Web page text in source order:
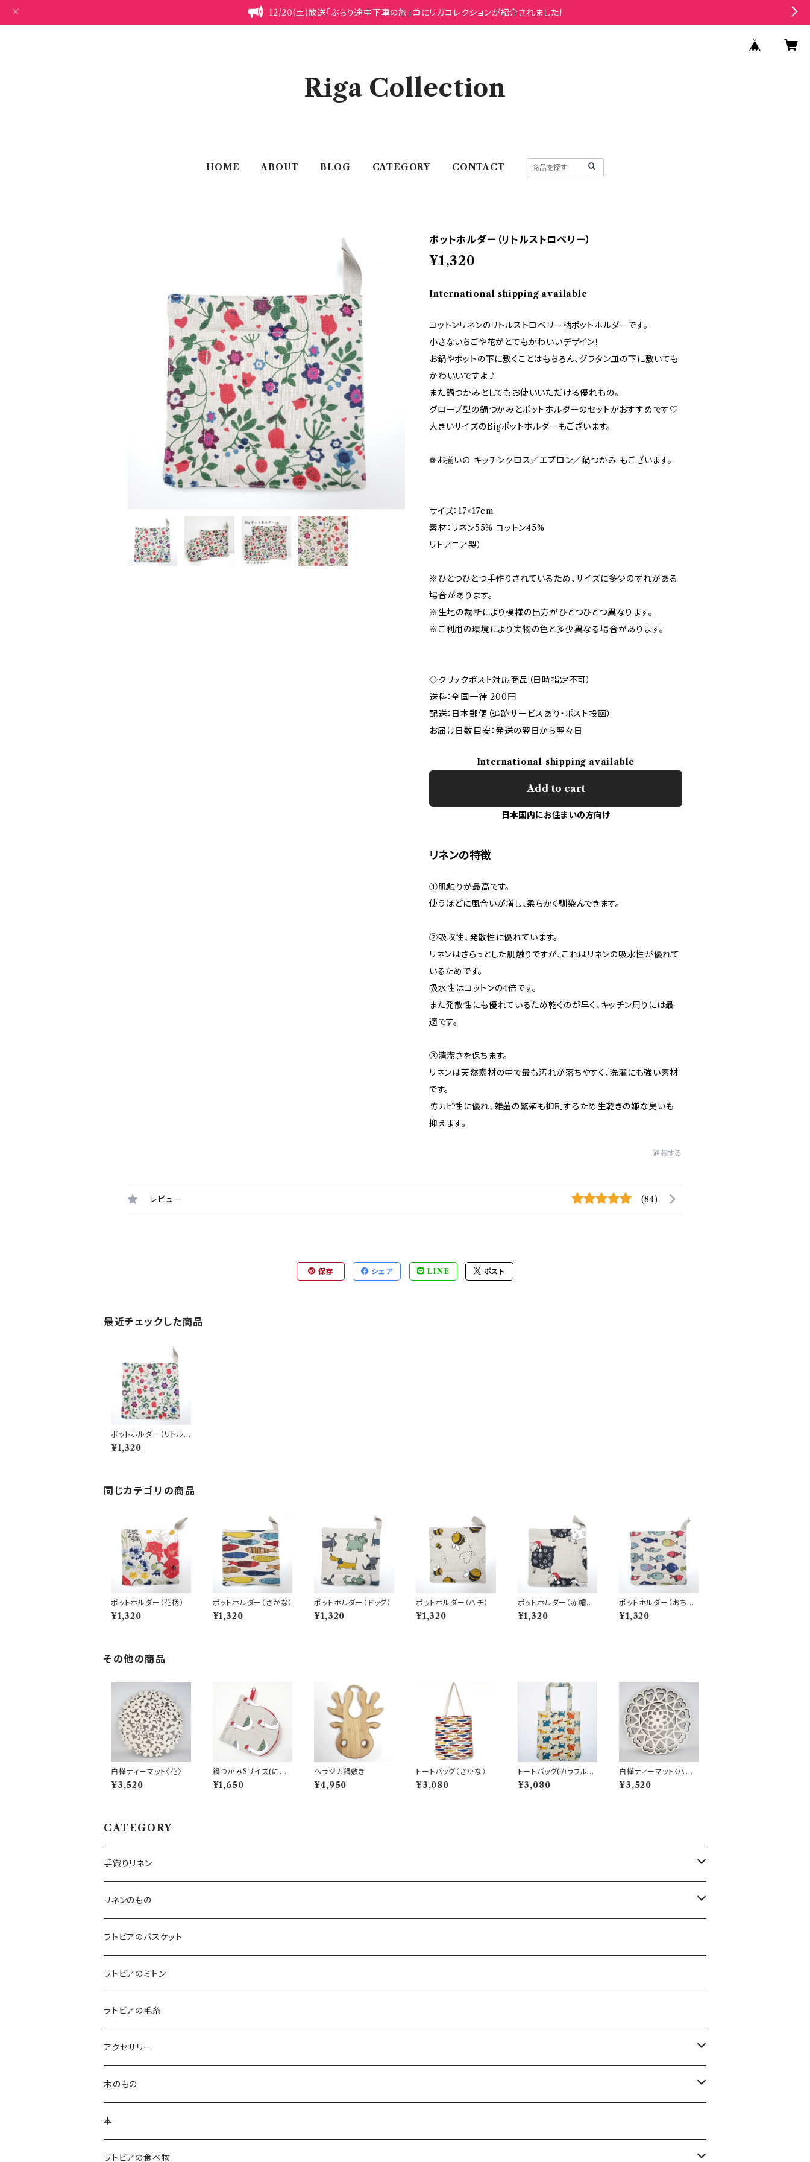
12/20(土)放送「ぶらり途中下車の旅」📺にリガコレクションが紹介されました!
Riga Collection
HOME ABOUT BLOG CATEGORY CONTACT
ポットホルダー（リトルストロベリー）
¥1,320
International shipping available
コットンリネンのリトルストロベリー柄ポットホルダーです。
小さないちごや花がとてもかわいいデザイン！
お鍋やポットの下に敷くことはもちろん、グラタン皿の下に敷いても
かわいいですよ♪
また鍋つかみとしてもお使いいただける優れもの。
グローブ型の鍋つかみとポットホルダーのセットがおすすめです♡
大きいサイズのBigポットホルダーもございます。
❁お揃いの キッチンクロス／エプロン／鍋つかみ もございます。
サイズ：17×17cm
素材：リネン55% コットン45%
リトアニア製）
※ひとつひとつ手作りされているため、サイズに多少のずれがある
場合があります。
※生地の裁断により模様の出方がひとつひとつ異なります。
※ご利用の環境により実物の色と多少異なる場合があります。
◇クリックポスト対応商品（日時指定不可）
送料：全国一律 200円
配送：日本郵便（追跡サービスあり・ポスト投函）
お届け日数目安：発送の翌日から翌々日
International shipping available
Add to cart
日本国内にお住まいの方向け
リネンの特徴
①肌触りが最高です。
使うほどに風合いが増し、柔らかく馴染んできます。
②吸収性、発散性に優れています。
リネンはさらっとした肌触りですが、これはリネンの吸水性が優れて
いるためです。
吸水性はコットンの4倍です。
また発散性にも優れているため乾くのが早く、キッチン周りには最
適です。
③清潔さを保ちます。
リネンは天然素材の中で最も汚れが落ちやすく、洗濯にも強い素材
です。
防カビ性に優れ、雑菌の繁殖も抑制するため生乾きの嫌な臭いも
抑えます。
通報する
レビュー (84)
保存 シェア LINE ポスト
最近チェックした商品
ポットホルダー（リトルス
トロベリー）
¥1,320
同じカテゴリの商品
ポットホルダー（花柄）
¥1,320
ポットホルダー（さかな）
¥1,320
ポットホルダー（ドッグ）
¥1,320
ポットホルダー（ハチ）
¥1,320
ポットホルダー（赤帽子
ひつじ）
¥1,320
ポットホルダー（おちゃ
め魚）
¥1,320
その他の商品
白樺ティーマット〈花〉
¥3,520
鍋つかみSサイズ(にわ
とり)
¥1,650
ヘラジカ鍋敷き
¥4,950
トートバッグ（さかな）
¥3,080
トートバッグ(カラフルド
ッグ)
¥3,080
白樺ティーマット〈ハー
ト〉
¥3,520
CATEGORY
手織りリネン
テーブルクロス
テーブルランナー
コースター
ブランケット
ランチョンマット
リネンのもの
キッチンアイテム
エプロン
鍋つかみ
バッグ
ランチバッグ
トートバッグ
クッションカバー
ハンカチ
ラトビアのバスケット
ラトビアのミトン
ラトビアの毛糸
アクセサリー
白樺ピアス
白樺ブローチ
BALTU ROTAS
木のもの
白樺コースター
白樺ティーマット
本
ラトビアの食べ物